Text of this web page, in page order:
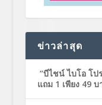
ข่าวล่าสุด
“บีไชน์ ไบโอ โ
แถม 1 เพียง 49